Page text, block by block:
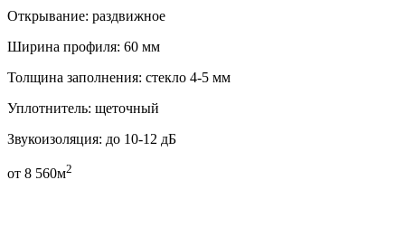
Открывание: раздвижное
Ширина профиля: 60 мм
Толщина заполнения: стекло 4-5 мм
Уплотнитель: щеточный
Звукоизоляция: до 10-12 дБ
от 8 560м2